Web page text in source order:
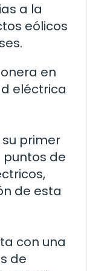
a la
eólicos
en
eléctrica
su primer
de
de esta
con una
de